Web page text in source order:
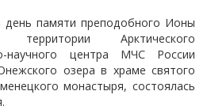
день памяти преподобного Ионы
Арктического
научного центра МЧС России
озера в храме святого
монастыря, состоялась